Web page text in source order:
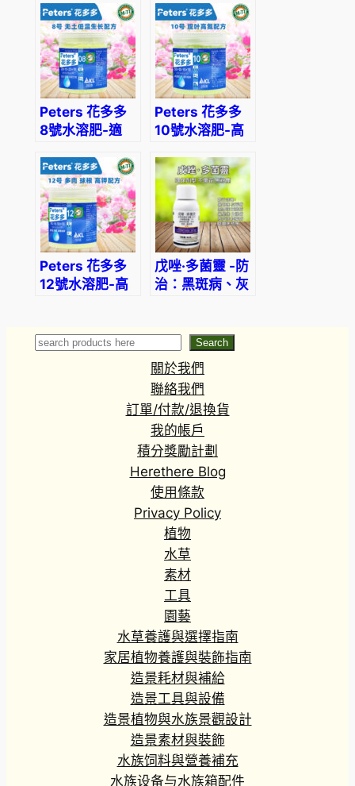
Peters 花多多
8號水溶肥-適
溫種植
Peters 花多多
10號水溶肥-高
植物
Peters 花多多
12號水溶肥-高
戊唑·多菌靈 -防
治：黑斑病、灰
病、炭疽病、煙
Search Search
關於我們
聯絡我們
訂單/付款/退換貨
我的帳戶
積分獎勵計劃
Herethere Blog
使用條款
Privacy Policy
植物
水草
素材
工具
園藝
水草養護與選擇指南
家居植物養護與裝飾指南
造景耗材與補給
造景工具與設備
造景植物與水族景觀設計
造景素材與裝飾
水族饲料與營養補充
水族设备与水族箱配件